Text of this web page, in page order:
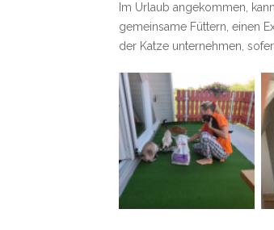
Im Urlaub angekommen,
gemeinsame Füttern, einen
der Katze unternehmen,